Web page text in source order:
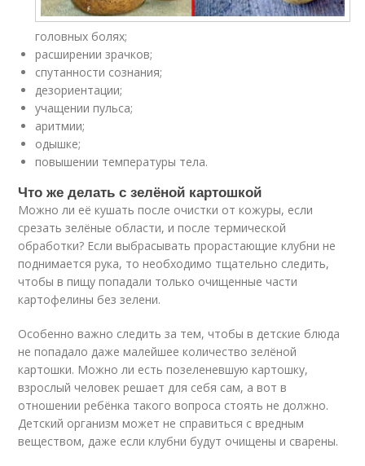
головных болях;
расширении зрачков;
спутанности сознания;
дезориентации;
учащении пульса;
аритмии;
одышке;
повышении температуры тела.
Что же делать с зелёной картошкой
Можно ли её кушать после очистки от кожуры, если
срезать зелёные области, и после термической
обработки? Если выбрасывать прорастающие клубни не
поднимается рука, то необходимо тщательно следить,
чтобы в пищу попадали только очищенные части
картофелины без зелени.
Особенно важно следить за тем, чтобы в детские блюда
не попадало даже малейшее количество зелёной
картошки. Можно ли есть позеленевшую картошку,
взрослый человек решает для себя сам, а вот в
отношении ребёнка такого вопроса стоять не должно.
Детский организм может не справиться с вредным
веществом, даже если клубни будут очищены и сварены.